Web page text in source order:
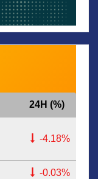
24H (%)
-4.18%
-0.03%